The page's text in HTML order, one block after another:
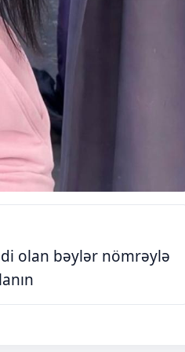
olan bəylər nömrəylə